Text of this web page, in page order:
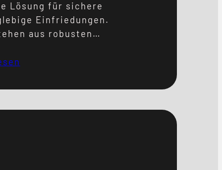
Lösung für sichere
Einfriedungen.
aus robusten
von 50 ×
sie sowohl für private